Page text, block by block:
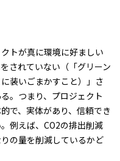
トが真に環境に好ましい
されていない（「グリーン
装いごまかすこと）」さ
。つまり、プロジェクト
で、実体があり、信頼でき
例えば、CO2の排出削減
の量を削減しているかど